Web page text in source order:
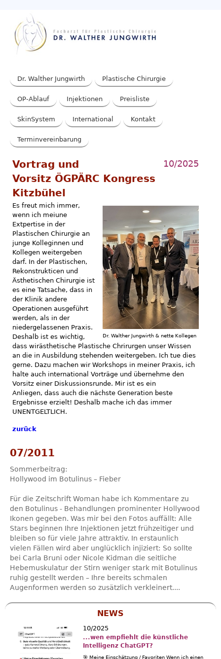
Dr. Walther Jungwirth Plastische Chirurgie
OP-Ablauf Injektionen Preisliste
SkinSystem International Kontakt
Terminvereinbarung
10/2025
Vortrag und
Vorsitz ÖGPÄRC Kongress
Kitzbühel
Dr. Walther Jungwirth & nette Kollegen
Es freut mich immer,
wenn ich meiune
Extpertise in der
Plastischen Chirurgie an
junge Kolleginnen und
Kollegen weitergeben
darf. In der Plastischen,
Rekonstrukticen und
Ästhetischen Chirurgie ist
es eine Tatsache, dass in
der Klinik andere
Operationen ausgeführt
werden, als in der
niedergelassenen Praxis.
Deshalb ist es wichtig,
dass wirästhetische Plastische Chrirurgen unser Wissen
an die in Ausbildung stehenden weitergeben. Ich tue dies
gerne. Dazu machen wir Workshops in meiner Praxis, ich
halte auch international Vorträge und übernehme den
Vorsitz einer Diskussionsrunde. Mir ist es ein
Anliegen, dass auch die nächste Generation beste
Ergebnisse erzielt! Deshalb mache ich das immer
UNENTGELTLICH.
zurück
07/2011
Sommerbeitrag:
Hollywood im Botulinus – Fieber
Für die Zeitschrift Woman habe ich Kommentare zu
den Botulinus - Behandlungen prominenter Hollywood
Ikonen gegeben. Was mir bei den Fotos auffällt: Alle
Stars beginnen Ihre Injektionen jetzt frühzeitiger und
bleiben so für viele Jahre attraktiv. In erstaunlich
vielen Fällen wird aber unglücklich injiziert: So sollte
bei Carla Bruni oder Nicole Kidman die seitliche
Hebemuskulatur der Stirn weniger stark mit Botulinus
ruhig gestellt werden – Ihre bereits schmalen
Augenformen werden so zusätzlich verkleinert....
NEWS
10/2025
...wen empfiehlt die künstliche
Intelligenz ChatGPT?
🎯 Meine Einschätzung / Favoriten Wenn ich einen